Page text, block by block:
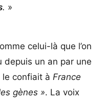
. »
celui-là que l’on
depuis un an par une
le confiait à France
gènes ». La voix